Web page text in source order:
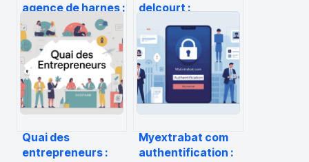
agence de harnes :
horaires, accès et
services utiles
delcourt :
parcours, style et
pièces iconiques
du designer
français
Quai des
entrepreneurs :
Myextrabat com
authentification :